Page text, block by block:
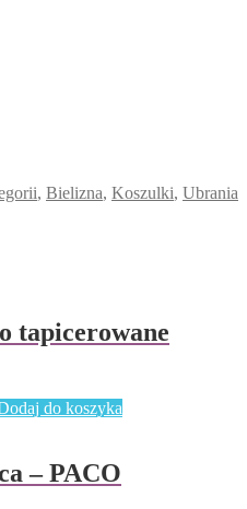
, Bielizna, Koszulki, Ubrania
tapicerowane
do koszyka
– PACO